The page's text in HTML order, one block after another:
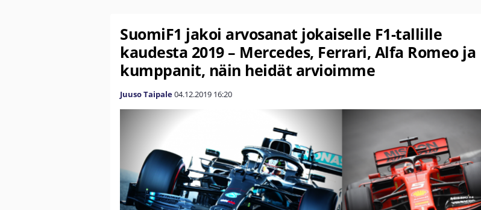
SuomiF1 jakoi arvosanat jokaiselle F1-tallille
kaudesta 2019 – Mercedes, Ferrari, Alfa Romeo ja
kumppanit, näin heidät arvioimme
Juuso Taipale04.12.2019 16:20